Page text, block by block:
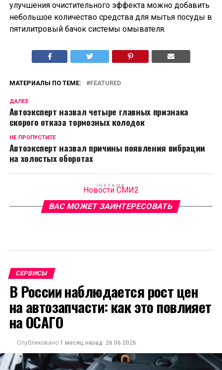
улучшения очистительного эффекта можно добавить
небольшое количество средства для мытья посуды в
пятилитровый бачок системы омывателя.
МАТЕРИАЛЫ ПО ТЕМЕ: FEATURED
ДАЛЕЕ
Автоэксперт назвал четыре главных признака
скорого отказа тормозных колодок
НЕ ПРОПУСТИТЕ
Автоэксперт назвал причины появления вибрации
на холостых оборотах
РЕКЛАМА
Новости СМИ2
ВАС МОЖЕТ ЗАИНТЕРЕСОВАТЬ
СЕРВИСЫ
В России наблюдается рост цен
на автозапчасти: как это повлияет
на ОСАГО
Опубликовано 1 месяц назад 26.06.2026